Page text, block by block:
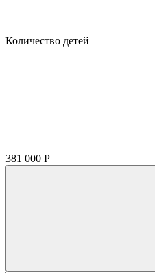
Количество детей
381 000 Р